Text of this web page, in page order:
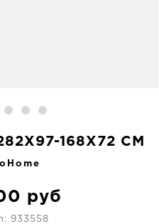
168X72 CM
руб
933558